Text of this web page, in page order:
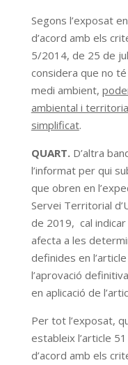
Segons l’exposat
d’acord amb els
5/2014, de 25 de
considera que no
medi ambient,
ambiental i
simplificat.
QUART.D’altra
l’informat per qui
que obren en
Servei Territorial
de 2019, cal
afecta a les
definides en
l’aprovació
en aplicació de
Per tot l’exposat,
estableix l’article
d’acord amb els